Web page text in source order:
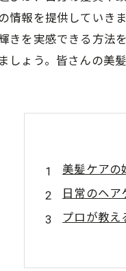
情報を提供していき
きを実感できる方法
しょう。皆さんの美
美髪ケアの
日常のヘ
プロが教え
自宅で簡
シャンプー